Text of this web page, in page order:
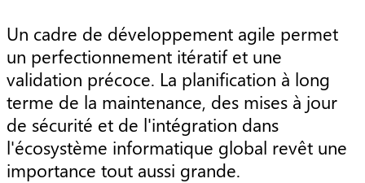
Un cadre de développement agile permet
un perfectionnement itératif et une
validation précoce. La planification à long
terme de la maintenance, des mises à jour
de sécurité et de l'intégration dans
l'écosystème informatique global revêt une
importance tout aussi grande.